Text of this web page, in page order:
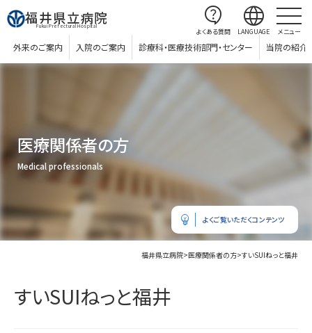
福井県立病院
Fukui Prefectural Hospital
外来のご案内 入院のご案内 診療科・医療技術部門・センター 当院の紹介
contact_support
よくある質問
language
LANGUAGE メニュー
医療関係者の方
Medical professionals
福井県立病院>医療関係者の方>すいSUIねっと福井
すいSUIねっと福井
emoji_objects よくご覧いただくコンテンツ